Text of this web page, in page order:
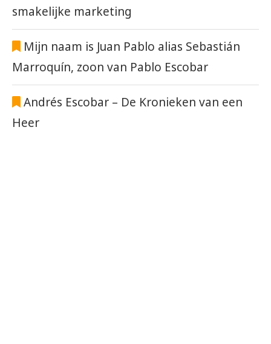
smakelijke marketing
Mijn naam is Juan Pablo alias Sebastián
Marroquín, zoon van Pablo Escobar
Andrés Escobar – De Kronieken van een
Heer